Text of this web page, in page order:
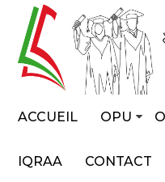
ACCUEIL OPU
IQRAA CONTACT